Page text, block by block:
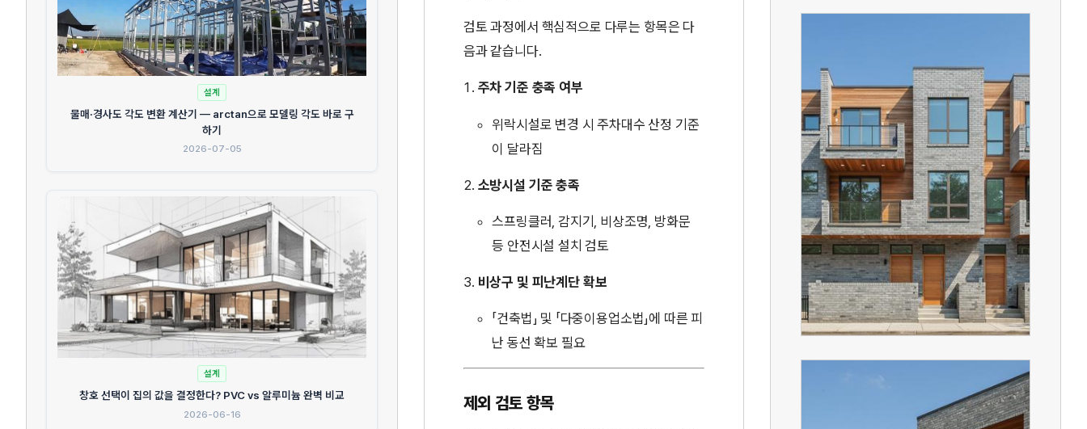
설계
물매·경사도 각도 변환 계산기 — arctan으로 모델링 각도 바로 구
하기
2026-07-05
설계
창호 선택이 집의 값을 결정한다? PVC vs 알루미늄 완벽 비교
2026-06-16
검토 과정에서 핵심적으로 다루는 항목은 다
음과 같습니다.
주차 기준 충족 여부
위락시설로 변경 시 주차대수 산정 기준
이 달라짐
소방시설 기준 충족
스프링클러, 감지기, 비상조명, 방화문
등 안전시설 설치 검토
비상구 및 피난계단 확보
「건축법」 및 「다중이용업소법」에 따른 피
난 동선 확보 필요
제외 검토 항목